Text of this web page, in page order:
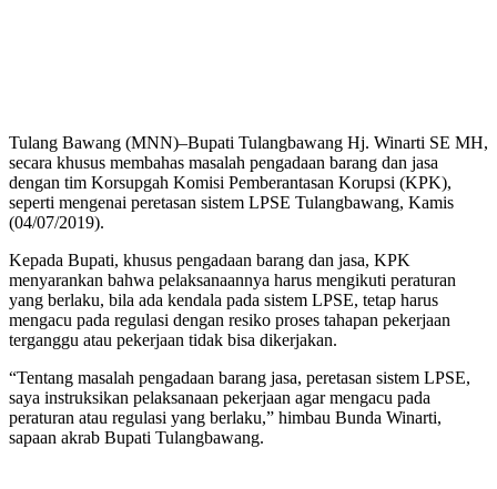
Tulang Bawang (MNN)–Bupati Tulangbawang Hj. Winarti SE MH,
secara khusus membahas masalah pengadaan barang dan jasa
dengan tim Korsupgah Komisi Pemberantasan Korupsi (KPK),
seperti mengenai peretasan sistem LPSE Tulangbawang, Kamis
(04/07/2019).
Kepada Bupati, khusus pengadaan barang dan jasa, KPK
menyarankan bahwa pelaksanaannya harus mengikuti peraturan
yang berlaku, bila ada kendala pada sistem LPSE, tetap harus
mengacu pada regulasi dengan resiko proses tahapan pekerjaan
terganggu atau pekerjaan tidak bisa dikerjakan.
“Tentang masalah pengadaan barang jasa, peretasan sistem LPSE,
saya instruksikan pelaksanaan pekerjaan agar mengacu pada
peraturan atau regulasi yang berlaku,” himbau Bunda Winarti,
sapaan akrab Bupati Tulangbawang.